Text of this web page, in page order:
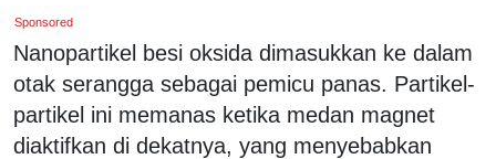
Sponsored
Nanopartikel besi oksida dimasukkan ke dalam
otak serangga sebagai pemicu panas. Partikel-
partikel ini memanas ketika medan magnet
diaktifkan di dekatnya, yang menyebabkan